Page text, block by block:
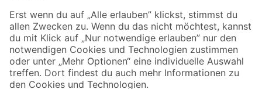
Sicher einkaufen
Jetzt die toom-App herunterladen